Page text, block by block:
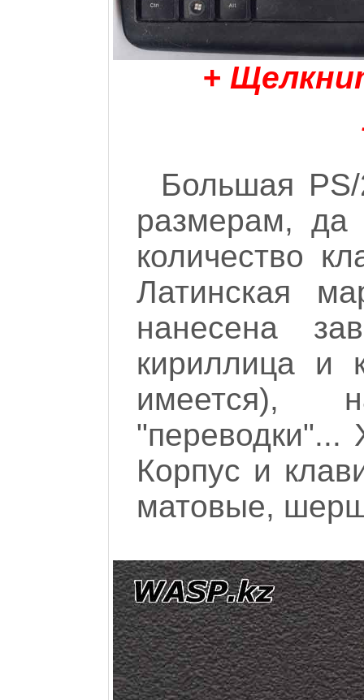
+
Большая
размерам, да
количество
Латинская
нанесена
кириллица и
имеется),
"переводки"...
Корпус и
матовые,